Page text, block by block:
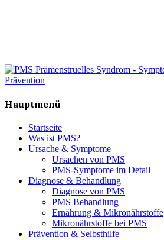
Hauptmenü
Startseite
Was ist PMS?
Ursache & Symptome
Ursachen von PMS
PMS-Symptome im Detail
Diagnose & Behandlung
Diagnose von PMS
PMS Behandlung
Ernährung & Mikronährstoffe
Mikronährstoffe bei PMS
Prävention & Selbsthilfe